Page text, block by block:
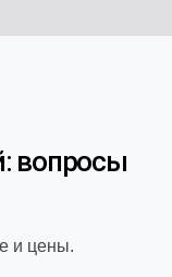
вопросы
и цены.